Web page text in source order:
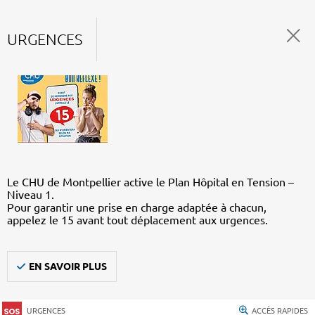
URGENCES
Le CHU de Montpellier active le Plan Hôpital en Tension –
Niveau 1.
Pour garantir une prise en charge adaptée à chacun,
appelez le 15 avant tout déplacement aux urgences.
EN SAVOIR PLUS
URGENCES ACCÈS RAPIDES